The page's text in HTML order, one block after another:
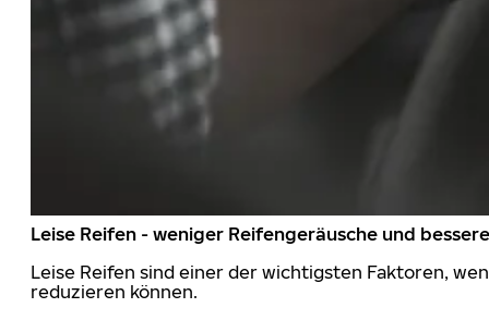
Leise Reifen - weniger Reifengeräusche und
Leise Reifen sind einer der wichtigsten Faktoren,
reduzieren können.